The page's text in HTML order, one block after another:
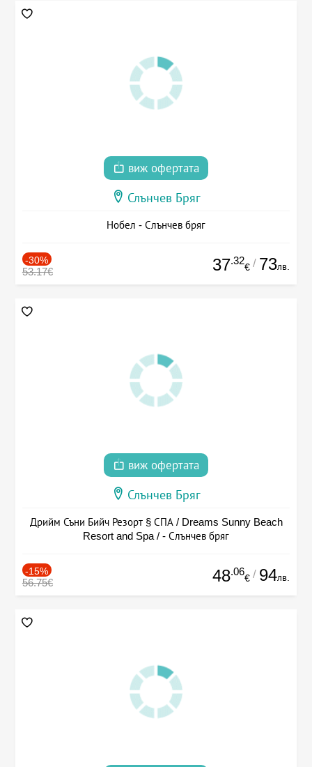
виж офертата
Слънчев Бряг
Нобел - Слънчев бряг
-30%
53.17€ 37.32
€ / 73лв.
виж офертата
Слънчев Бряг
Дрийм Съни Бийч Резорт § СПА / Dreams Sunny Beach
Resort and Spa / - Слънчев бряг
-15%
56.75€ 48.06
€ / 94лв.